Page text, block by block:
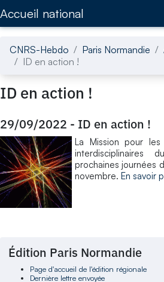
Accueil national
CNRS-Hebdo Paris Normandie
ID en action !
ID en action !
29/09/2022 - ID en action !
La Mission pour les
interdisciplinaires
prochaines journées
novembre. En savoir
Édition Paris Normandie
Page d'accueil de l'édition régionale
Dernière lettre envoyée